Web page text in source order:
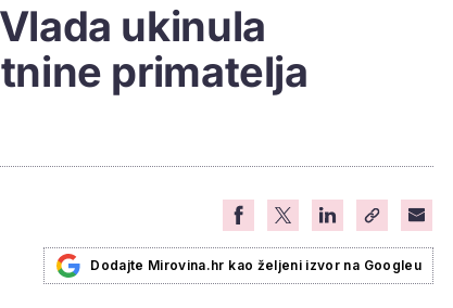
ukinula
primatelja
Dodajte Mirovina.hr kao željeni izvor na Googleu